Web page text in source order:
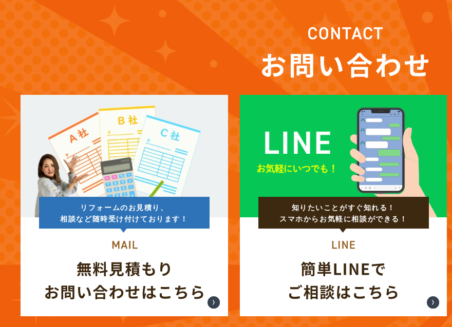
2025年10月 (12)
2025年8月 (13)
2025年7月 (14)
2025年6月 (12)
2025年5月 (12)
2025年4月 (13)
(12)
2025年2月 (13)
リフォームのお見積り、
相談など随時受け付けております！
知りたいことがすぐ知れる！
スマホからお気軽に相談ができる！